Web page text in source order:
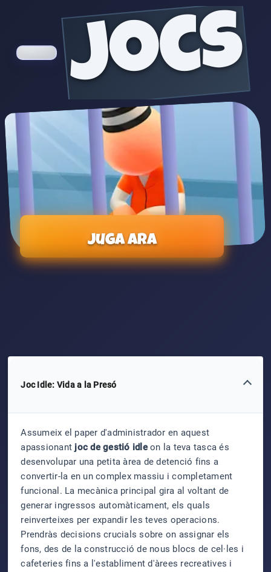
jocs
Juga ara
Joc Idle: Vida a la Presó
Assumeix el paper d'administrador en aquest
apassionant joc de gestió idleon la teva tasca és
desenvolupar una petita àrea de detenció fins a
convertir-la en un complex massiu i completament
funcional. La mecànica principal gira al voltant de
generar ingressos automàticament, els quals
reinverteixes per expandir les teves operacions.
Prendràs decisions crucials sobre on assignar els
fons, des de la construcció de nous blocs de cel·les i
cafeteries fins a l'establiment d'àrees recreatives i